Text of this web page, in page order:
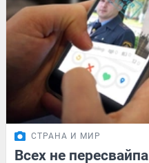
СТРАНА И МИР
Всех не